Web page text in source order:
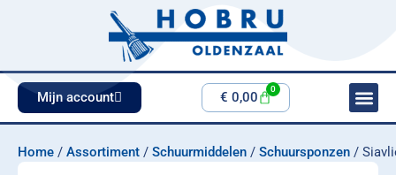
Mijn account € 0,00
0
Home / Assortiment / Schuurmiddelen / Schuursponzen /